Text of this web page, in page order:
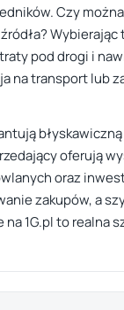
Czy
pod drogi i
na transport lub
oferują
oraz
zakupów, a
1G.pl to realna